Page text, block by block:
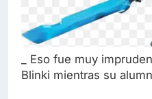
_ Eso fue muy
Blinki mientras su